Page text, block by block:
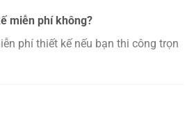
miễn phí không?
phí thiết kế nếu bạn thi công trọn